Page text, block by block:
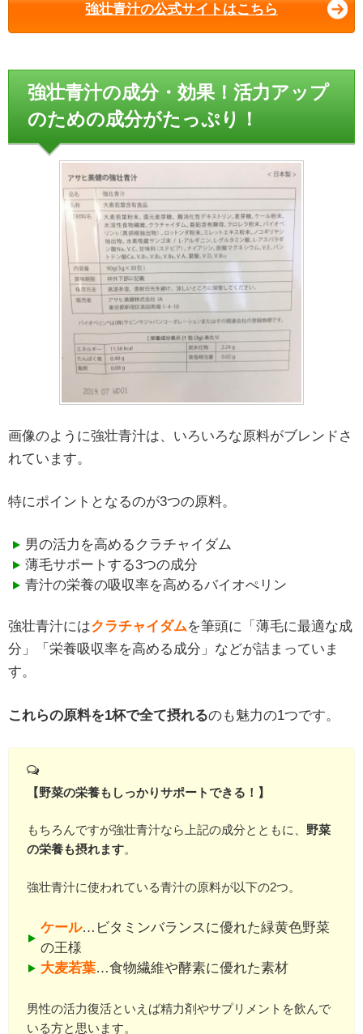
強壮青汁の公式サイトはこちら
強壮青汁の成分・効果！活力アップ
のための成分がたっぷり！
画像のように強壮青汁は、いろいろな原料がブレンドさ
れています。
特にポイントとなるのが3つの原料。
男の活力を高めるクラチャイダム
薄毛サポートする3つの成分
青汁の栄養の吸収率を高めるバイオぺリン
強壮青汁にはクラチャイダムを筆頭に「薄毛に最適な成
分」「栄養吸収率を高める成分」などが詰まっていま
す。
これらの原料を1杯で全て摂れるのも魅力の1つです。
【野菜の栄養もしっかりサポートできる！】
もちろんですが強壮青汁なら上記の成分とともに、 野菜
の栄養も摂れます。
強壮青汁に使われている青汁の原料が以下の2つ。
ケール…ビタミンバランスに優れた緑黄色野菜
の王様
大麦若葉…食物繊維や酵素に優れた素材
男性の活力復活といえば精力剤やサプリメントを飲んで
いる方と思います。